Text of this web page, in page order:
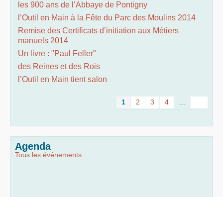
les 900 ans de l’Abbaye de Pontigny
l’Outil en Main à la Fête du Parc des Moulins 2014
Remise des Certificats d’initiation aux Métiers
manuels 2014
Un livre : "Paul Feller"
des Reines et des Rois
l’Outil en Main tient salon
1 2 3 4 ...
Agenda
Tous les événements